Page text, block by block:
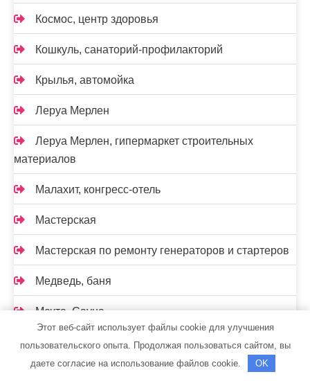
Космос, центр здоровья
Кошкуль, санаторий-профилакторий
Крылья, автомойка
Леруа Мерлен
Леруа Мерлен, гипермаркет строительных
материалов
Малахит, конгресс-отель
Мастерская
Мастерская по ремонту генераторов и стартеров
Медведь, баня
Мечта, Сауна
Мечта, сауна
Мир красоты и СПА, салон красоты
Этот веб-сайт использует файлы cookie для улучшения
пользовательского опыта. Продолжая пользоваться сайтом, вы
даете согласие на использование файлов cookie.
OK